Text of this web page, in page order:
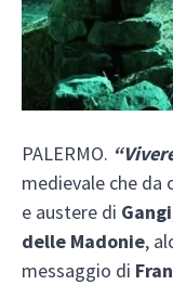
PALERMO.
medievale che da
e austere di Gangi
delle Madonie,
messaggio di